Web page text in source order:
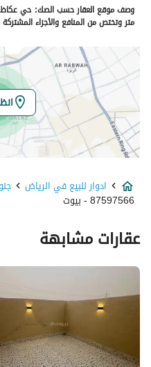
الرقم الاضافي
خط العرض
خط الطول
تفاصيل العقار
نوع الإعلان
استخدام العقار
السعر
المساحة
عدد الغرف
خدمات العقار
وصف موقع العقار حسب الصك:
متر وتختص من المنافع والأجزاء المشتركة
ادوار للبيع في الرياض
87597566 - بيوت
عقارات مشابهة